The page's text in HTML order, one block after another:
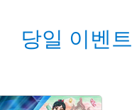
당일 이벤